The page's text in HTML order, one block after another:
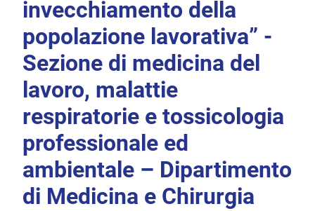
invecchiamento della
popolazione lavorativa” -
Sezione di medicina del
lavoro, malattie
respiratorie e tossicologia
professionale ed
ambientale – Dipartimento
di Medicina e Chirurgia